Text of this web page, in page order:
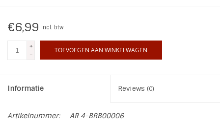
Blog
€6,99 Incl. btw
+
-
TOEVOEGEN AAN WINKELWAGEN
Informatie Reviews (0)
Artikelnummer:
AR 4-BRB00006